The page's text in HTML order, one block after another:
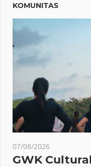
KOMUNITAS
07/08/2026
GWK